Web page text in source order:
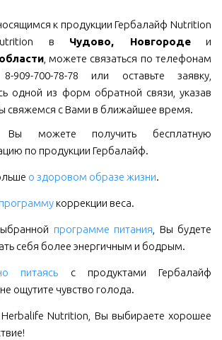
к продукции Гербалайф Nutrition
в Чудово, Новгородеи
, можете связаться по телефонам
8-909-700-78-78 или оставьте заявку,
одной из форм обратной связи, указав
свяжемся с Вами в ближайшее время.
можете получить бесплатную
по продукции Гербалайф.
о здоровом образе жизни.
коррекции веса.
программе питания , Вы будете
себя более энергичным и бодрым.
питаясь с продуктами Гербалайф
ощутите чувство голода.
Nutrition, Вы выбираете хорошее